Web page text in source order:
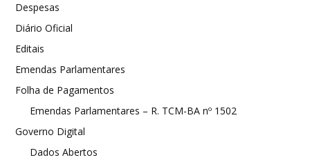
Despesas
Diário Oficial
Editais
Emendas Parlamentares
Folha de Pagamentos
Emendas Parlamentares – R. TCM-BA nº 1502
Governo Digital
Dados Abertos